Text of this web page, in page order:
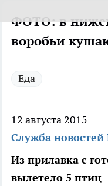
ФОТО: в
воробьи
Еда
12 августа 2015
Служба
Из прилавка с
вылетело 5 птиц